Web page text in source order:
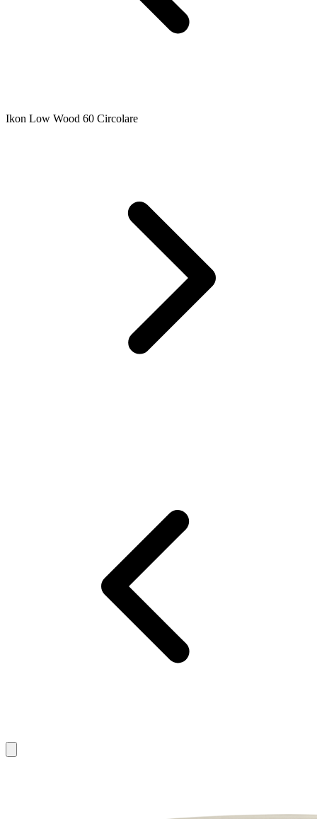
Ikon Low Wood 60 Circolare